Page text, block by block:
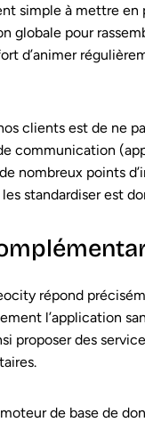
simple à mettre
globale pour
d’animer
clients est de ne
communication
nombreux points
standardiser est
répond
l’application
proposer des
de base de